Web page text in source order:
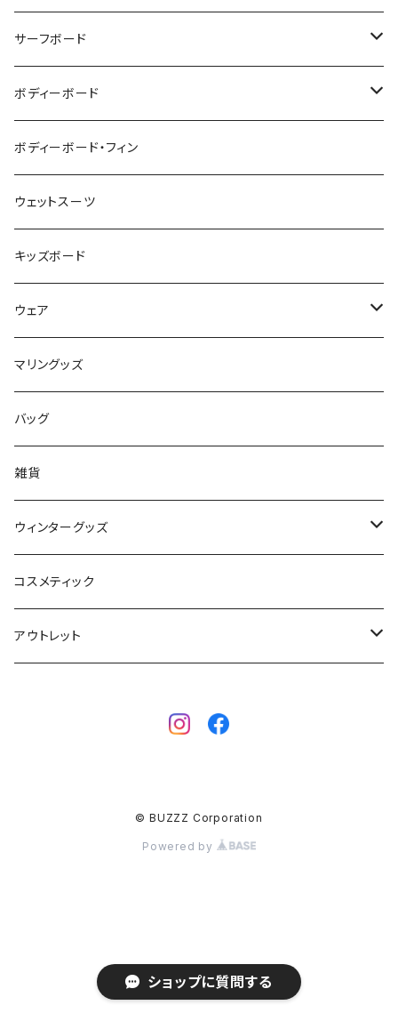
ショップに質問する
V-BODY BOARDS
ZEBEC
pride.m
FLOCO
Mermaid & Guys
UNDERSERIES
TABIE REVO
AQA
STORMBLADE
サーフボード
SUP
BBS / EAU WETSUITS
GO NATURE
MAHALO
サーフボード
サーフボード
フィン
サーフボードアクセサリー
ボディーボード
ボディーボード
BBフィン
BBアクセサリー
コイルコード
ボードケース
ボディーボード・フィン
ウェットスーツ
キッズボード
ウェア
メンズ
レディース
キッズ
マリングッズ
バッグ
雑貨
ウィンターグッズ
ブーツ
グローブ
コスメティック
アウトレット
© BUZZZ Corporation
Powered by